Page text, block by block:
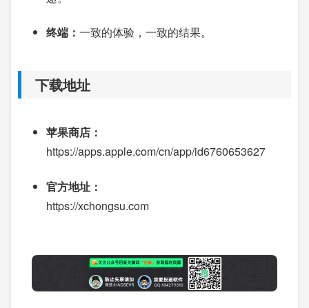
终端： 一致的体验，一致的结果。
下载地址
苹果商店：
https://apps.apple.com/cn/app/id6760653627
官方地址：
https://xchongsu.com